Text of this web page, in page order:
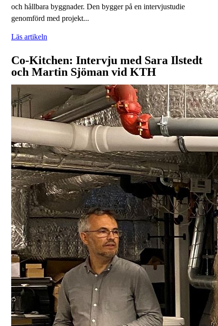
och hållbara byggnader. Den bygger på en intervjustudie
genomförd med projekt...
Läs artikeln
Co-Kitchen: Intervju med Sara Ilstedt
och Martin Sjöman vid KTH